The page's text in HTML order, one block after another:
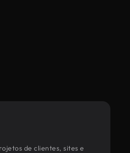
de clientes, sites e